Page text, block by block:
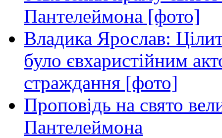
Пантелеймона [фото]
Владика Ярослав:
було євхаристійним
страждання [фото]
Проповідь на свято
Пантелеймона